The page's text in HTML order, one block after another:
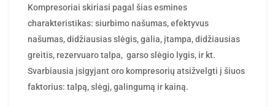
Kompresoriai skiriasi pagal šias esmines
charakteristikas: siurbimo našumas, efektyvus
našumas, didžiausias slėgis, galia, įtampa, didžiausias
greitis, rezervuaro talpa, garso slėgio lygis, ir kt.
Svarbiausia įsigyjant oro kompresorių atsižvelgti į šiuos
faktorius: talpą, slėgį, galingumą ir kainą.